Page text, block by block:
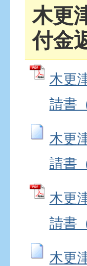
木更
付金
木更
請書
木更
請書
木更
請書
木更